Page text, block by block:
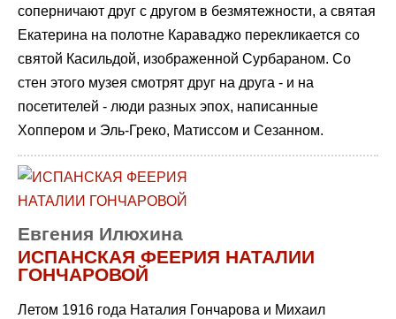
соперничают друг с другом в безмятежности, а святая
Екатерина на полотне Караваджо перекликается со
святой Касильдой, изображенной Сурбараном. Со
стен этого музея смотрят друг на друга - и на
посетителей - люди разных эпох, написанные
Хоппером и Эль-Греко, Матиссом и Сезанном.
Евгения Илюхина
ИСПАНСКАЯ ФЕЕРИЯ НАТАЛИИ
ГОНЧАРОВОЙ
Летом 1916 года Наталия Гончарова и Михаил